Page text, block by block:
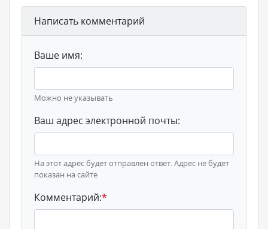
Написать комментарий
Ваше имя:
Можно не указывать
Ваш адрес электронной почты:
На этот адрес будет отправлен ответ. Адрес не будет
показан на сайте
Комментарий:*